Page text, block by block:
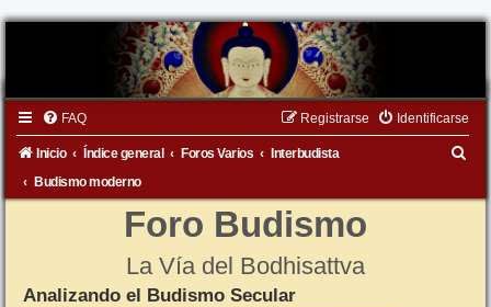
FAQ Identificarse
Registrarse
Inicio Índice general Foros Varios
Interbudista
Budismo moderno
Foro Budismo
La Vía del Bodhisattva
Analizando el Budismo Secular